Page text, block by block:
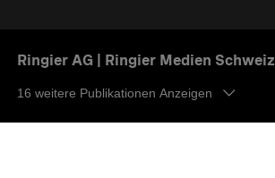
Ringier AG | Ringier Medien Schweiz
16 weitere Publikationen Anzeigen